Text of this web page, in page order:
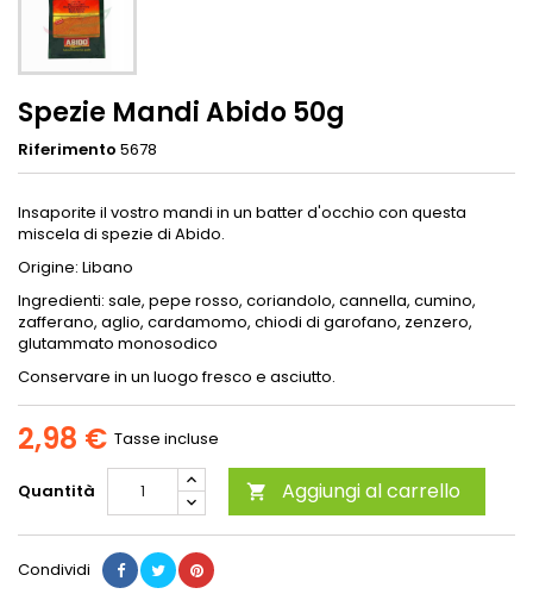
Spezie Mandi Abido 50g
Riferimento 5678
Insaporite il vostro mandi in un batter d'occhio con questa
miscela di spezie di Abido.
Origine: Libano
Ingredienti: sale, pepe rosso, coriandolo, cannella, cumino,
zafferano, aglio, cardamomo, chiodi di garofano, zenzero,
glutammato monosodico
Conservare in un luogo fresco e asciutto.
2,98 € Tasse incluse
Quantità  Aggiungi al carrello
Condividi